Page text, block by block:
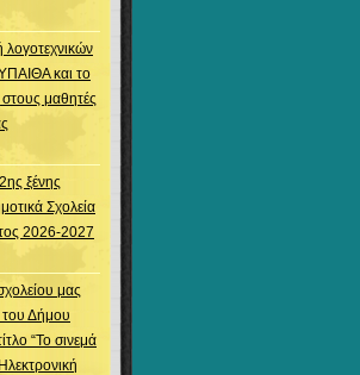
και το
μαθητές
ξένης
Σχολεία
2026-2027
μας
Δήμου
“Το σινεμά